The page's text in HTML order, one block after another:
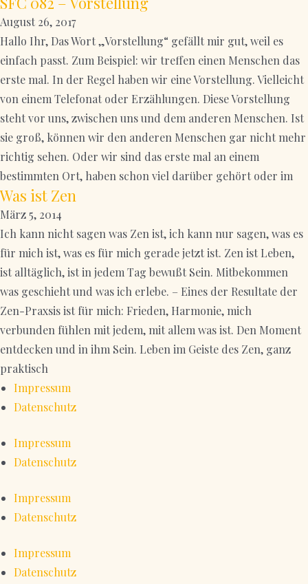
August 26, 2017
Hallo Ihr, Das Wort „Vorstellung“ gefällt mir gut, weil es
einfach passt. Zum Beispiel: wir treffen einen Menschen das
erste mal. In der Regel haben wir eine Vorstellung. Vielleicht
von einem Telefonat oder Erzählungen. Diese Vorstellung
steht vor uns, zwischen uns und dem anderen Menschen. Ist
sie groß, können wir den anderen Menschen gar nicht mehr
richtig sehen. Oder wir sind das erste mal an einem
bestimmten Ort, haben schon viel darüber gehört oder im
Was ist Zen
März 5, 2014
Ich kann nicht sagen was Zen ist, ich kann nur sagen, was es
für mich ist, was es für mich gerade jetzt ist. Zen ist Leben,
ist alltäglich, ist in jedem Tag bewußt Sein. Mitbekommen
was geschieht und was ich erlebe. – Eines der Resultate der
Zen-Praxsis ist für mich: Frieden, Harmonie, mich
verbunden fühlen mit jedem, mit allem was ist. Den Moment
entdecken und in ihm Sein. Leben im Geiste des Zen, ganz
praktisch
Impressum
Datenschutz
Impressum
Datenschutz
Impressum
Datenschutz
Impressum
Datenschutz